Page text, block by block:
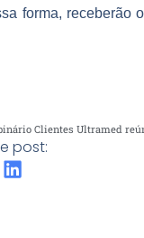
forma,
post: